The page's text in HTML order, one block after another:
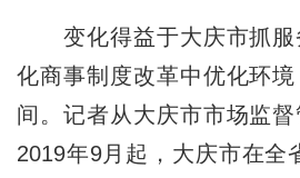
变化得益于大庆市抓服
化商事制度改革中优化环
间。记者从大庆市市场监
2019年9月起，大庆市在全